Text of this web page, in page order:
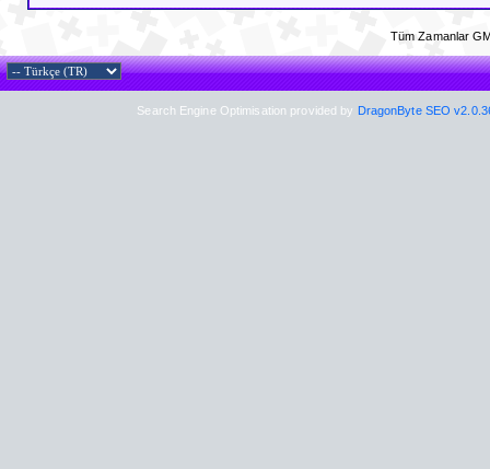
Tüm Zamanlar
Search Engine Optimisation provided by DragonByte SEO